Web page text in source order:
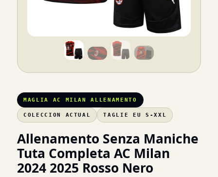
MAGLIA AC MILAN ALLENAMENTO
COLECCION ACTUAL TAGLIE EU S-XXL
Allenamento Senza Maniche
Tuta Completa AC Milan
2024 2025 Rosso Nero